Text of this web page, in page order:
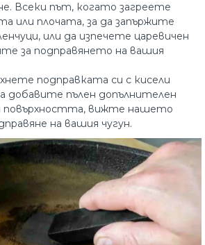
Всеки път, когато загреете
или плочата, за да запържите
или да изпечете царевичен
за подправянето на вашия
подправката си с кисели
добавите пълен допълнителен
повърхността, вижте нашето
на вашия чугун.